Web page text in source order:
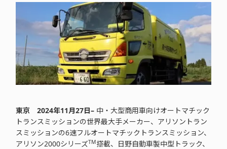
東京 2024年11月27日– 中・大型商用車向けオートマチック
トランスミッションの世界最大手メーカー、アリソントラン
スミッションの6速フルオートマチックトランスミッション、
アリソン2000シリーズTM搭載、日野自動車製中型トラック、